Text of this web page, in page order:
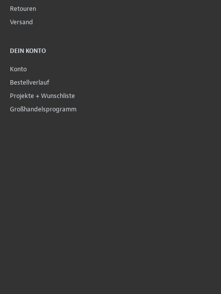
Retouren
Versand
DEIN KONTO
Konto
Bestellverlauf
Projekte + Wunschliste
Großhandelsprogramm